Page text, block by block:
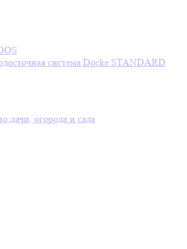
система Döcke STANDARD
дачи, огорода и сада